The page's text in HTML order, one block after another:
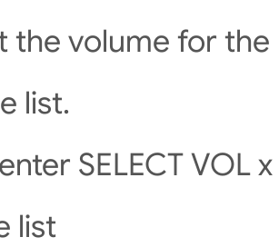
the volume for the
list.
SELECT
list